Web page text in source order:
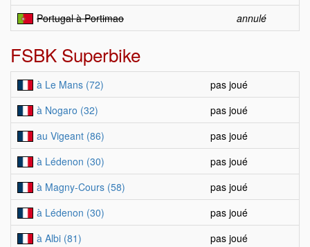
Portugal à Portimao
annulé
FSBK Superbike
à Le Mans (72)
pas joué
à Nogaro (32)
pas joué
au Vigeant (86)
pas joué
à Lédenon (30)
pas joué
à Magny-Cours (58)
pas joué
à Lédenon (30)
pas joué
à Albi (81)
pas joué